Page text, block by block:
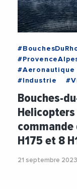
#Aeronautique
#Industrie
Bouches-
H175 et 8
21 septembre 2023